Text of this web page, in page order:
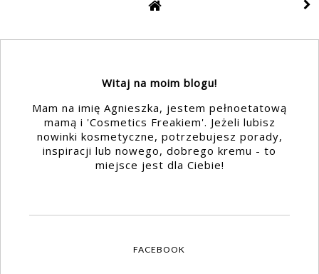
Witaj na moim blogu!
Mam na imię Agnieszka, jestem pełnoetatową
mamą i 'Cosmetics Freakiem'. Jeżeli lubisz
nowinki kosmetyczne, potrzebujesz porady,
inspiracji lub nowego, dobrego kremu - to
miejsce jest dla Ciebie!
FACEBOOK